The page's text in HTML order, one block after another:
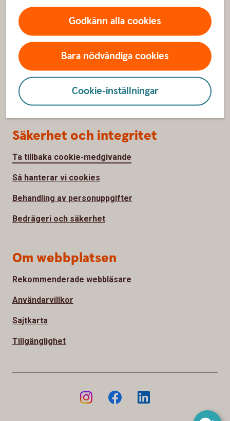
Godkänn alla cookies
Bara nödvändiga cookies
Cookie-inställningar
Om Ölands Bank
Hållbarhet
Samhällsengagemang
Jobba hos oss
Pressrum
Säkerhet och integritet
Ta tillbaka cookie-medgivande
Så hanterar vi cookies
Behandling av personuppgifter
Bedrägeri och säkerhet
Om webbplatsen
Rekommenderade webbläsare
Användarvillkor
Sajtkarta
Tillgänglighet